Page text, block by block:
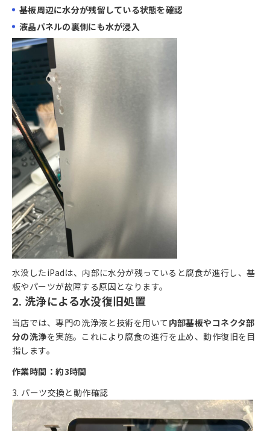
基板周辺に水分が残留している状態を確認
液晶パネルの裏側にも水が浸入
水没したiPadは、内部に水分が残っていると腐食が進行し、基
板やパーツが故障する原因となります。
2. 洗浄による水没復旧処置
当店では、専門の洗浄液と技術を用いて 内部基板やコネクタ部
分の洗浄を実施。これにより腐食の進行を止め、動作復旧を目
指します。
作業時間：約3時間
3. パーツ交換と動作確認